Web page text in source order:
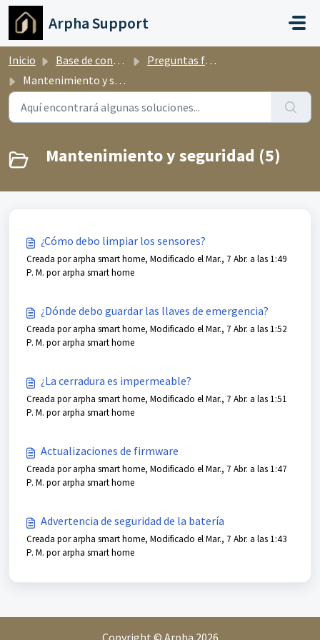
Ir al contenido principal
Arpha Support
Inicio Base de conocimientos
Preguntas frecuentes
Mantenimiento y seguridad
Mantenimiento y seguridad (5)
¿Cómo debo limpiar los sensores?
Creada por arpha smart home, Modificado el Mar., 7 Abr. a las 1:49
P. M. por arpha smart home
¿Dónde debo guardar las llaves de emergencia?
Creada por arpha smart home, Modificado el Mar., 7 Abr. a las 1:52
P. M. por arpha smart home
¿La cerradura es impermeable?
Creada por arpha smart home, Modificado el Mar., 7 Abr. a las 1:51
P. M. por arpha smart home
Actualizaciones de firmware
Creada por arpha smart home, Modificado el Mar., 7 Abr. a las 1:47
P. M. por arpha smart home
Advertencia de seguridad de la batería
Creada por arpha smart home, Modificado el Mar., 7 Abr. a las 1:43
P. M. por arpha smart home
Copyright © Arpha 2026